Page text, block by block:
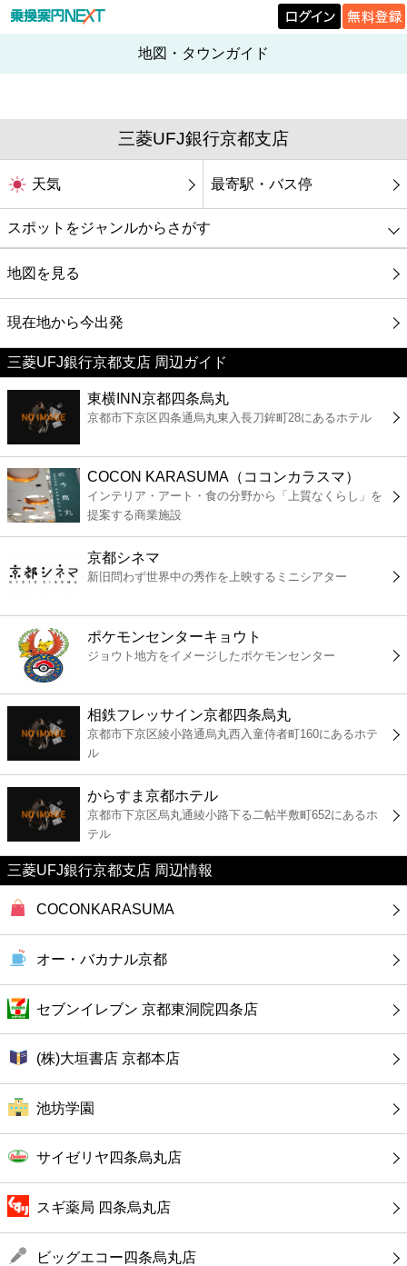
地図・タウンガイド
三菱UFJ銀行京都支店
天気 最寄駅・バス停
スポットをジャンルからさがす
グルメ
映画
美容
コンビニ
薬局
スーパー
エンタメ
レジャー
書店
ファミレス
カフェ
ショッピング
銀行
公共
病院
ホテル
地図を見る
現在地から今出発
三菱UFJ銀行京都支店 周辺ガイド
東横INN京都四条烏丸
京都市下京区四条通烏丸東入長刀鉾町28にあるホテル
COCON KARASUMA（ココンカラスマ）
インテリア・アート・食の分野から「上質なくらし」を
提案する商業施設
京都シネマ
新旧問わず世界中の秀作を上映するミニシアター
ポケモンセンターキョウト
ジョウト地方をイメージしたポケモンセンター
相鉄フレッサイン京都四条烏丸
京都市下京区綾小路通烏丸西入童侍者町160にあるホテ
ル
からすま京都ホテル
京都市下京区烏丸通綾小路下る二帖半敷町652にあるホ
テル
三菱UFJ銀行京都支店 周辺情報
COCONKARASUMA
オー・バカナル京都
セブンイレブン 京都東洞院四条店
(株)大垣書店 京都本店
池坊学園
サイゼリヤ四条烏丸店
スギ薬局 四条烏丸店
ビッグエコー四条烏丸店